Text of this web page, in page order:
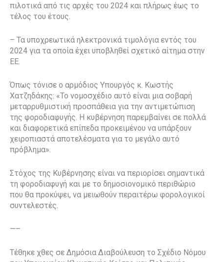
πιλοτικά από τις αρχές του 2024 και πλήρως έως το
τέλος του έτους.
– Τα υποχρεωτικά ηλεκτρονικά τιμολόγια εντός του
2024 για τα οποία έχει υποβληθεί σχετικό αίτημα στην
ΕΕ.
Όπως τόνισε ο αρμόδιος Υπουργός κ. Κωστής
Χατζηδάκης: «Το νομοσχέδιο αυτό είναι μια σοβαρή
μεταρρυθμιστική προσπάθεια για την αντιμετώπιση
της φοροδιαφυγής. Η κυβέρνηση παρεμβαίνει σε πολλά
και διαφορετικά επίπεδα προκειμένου να υπάρξουν
χειροπιαστά αποτελέσματα για το μεγάλο αυτό
πρόβλημα».
Στόχος της Κυβέρνησης είναι να περιορίσει σημαντικά
τη φοροδιαφυγή και με το δημοσιονομικό περιθώριο
που θα προκύψει, να μειωθούν περαιτέρω φορολογικοί
συντελεστές.
—–
Τέθηκε χθες σε Δημόσια Διαβούλευση το Σχέδιο Νόμου